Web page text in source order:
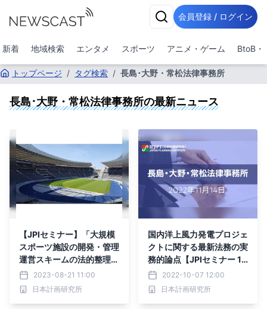
会員登録 / ログイン
新着 地域検索 エンタメ スポーツ アニメ・ゲーム BtoB・
トップページ / タグ検索 / 長島･大野・常松法律事務所
長島･大野・常松法律事務所の最新ニュース
【JPIセミナー】「大規模
スポーツ施設の開発・管理
運営スキームの法的整理と
ビジネスチャンス」10月1
8日(水)開催
2023-08-21 11:00
日本計画研究所
国内洋上風力発電プロジェ
クトに関する最新法務の実
務的論点【JPIセミナー 11
月14日(月)開催】
2022-10-07 12:00
日本計画研究所